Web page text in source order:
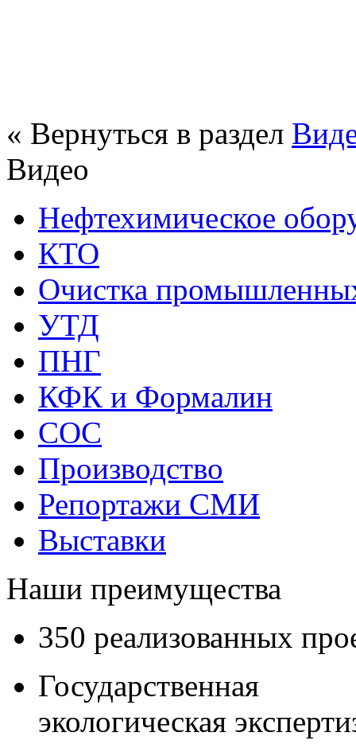
« Вернуться в раздел
Видео
Нефтехимическое
КТО
Очистка
УТД
ПНГ
КФК и Формалин
СОС
Производство
Репортажи СМИ
Выставки
Наши преимущества
350 реализованных
Государственная
экологическая